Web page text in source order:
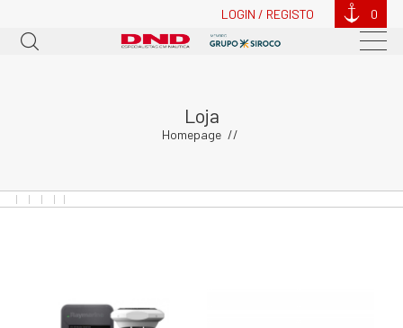
LOGIN / REGISTO 0
Loja
Homepage